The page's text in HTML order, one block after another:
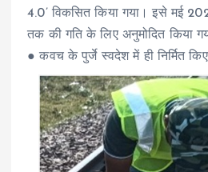
4.0’ विकसित किया गया। इसे मई
तक की गति के लिए अनुमोदित किया
● कवच के पुर्जे स्वदेश में ही निर्मित